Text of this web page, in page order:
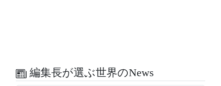
編集長が選ぶ世界のNews